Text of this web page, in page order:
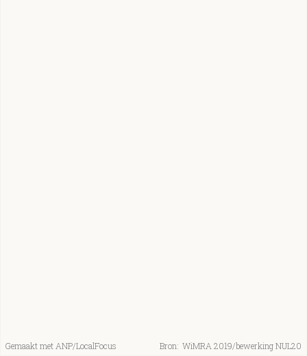
Bron: WiMRA 2019/bewerking NUL20
Gemaakt met ANP/LocalFocus